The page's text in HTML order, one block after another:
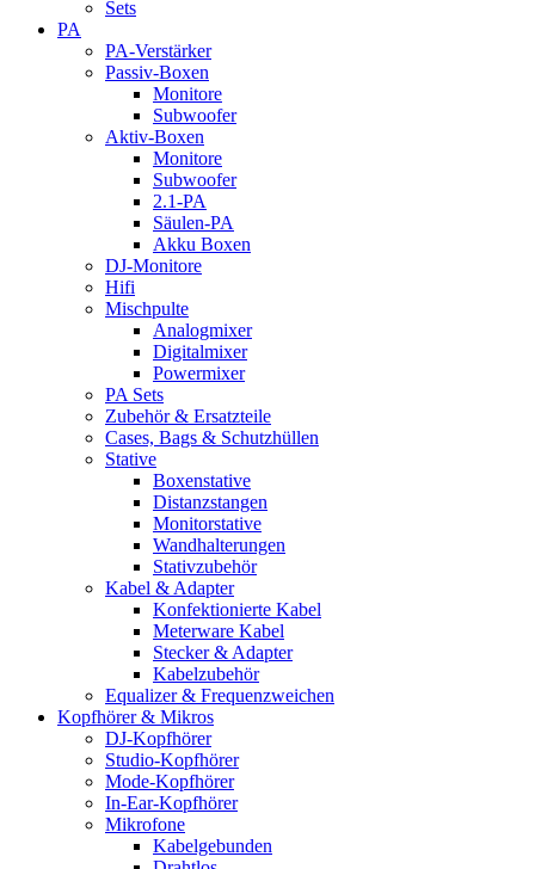
Sets
PA
PA-Verstärker
Passiv-Boxen
Monitore
Subwoofer
Aktiv-Boxen
Monitore
Subwoofer
2.1-PA
Säulen-PA
Akku Boxen
DJ-Monitore
Hifi
Mischpulte
Analogmixer
Digitalmixer
Powermixer
PA Sets
Zubehör & Ersatzteile
Cases, Bags & Schutzhüllen
Stative
Boxenstative
Distanzstangen
Monitorstative
Wandhalterungen
Stativzubehör
Kabel & Adapter
Konfektionierte Kabel
Meterware Kabel
Stecker & Adapter
Kabelzubehör
Equalizer & Frequenzweichen
Kopfhörer & Mikros
DJ-Kopfhörer
Studio-Kopfhörer
Mode-Kopfhörer
In-Ear-Kopfhörer
Mikrofone
Kabelgebunden